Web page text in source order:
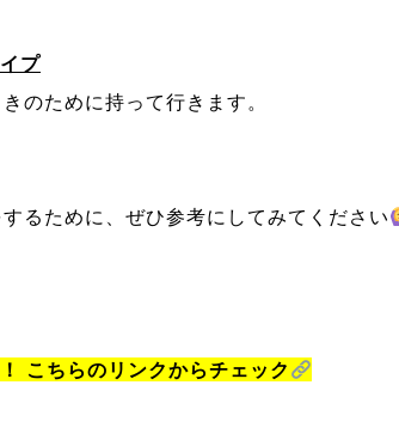
プ
のために持って行きます。
るために、ぜひ参考にしてみてください
こちらのリンクからチェック